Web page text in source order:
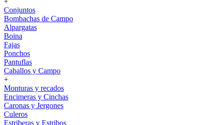
Conjuntos
Bombachas de Campo
Alpargatas
Boina
Fajas
Ponchos
Pantuflas
Caballos y Campo
+
Monturas y recados
Encimeras y Cinchas
Caronas y Jergones
Culeros
Estriberas y Estribos